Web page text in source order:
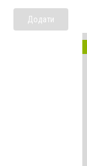
Додати